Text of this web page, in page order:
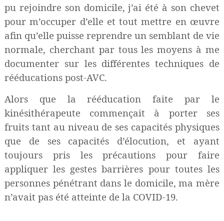
pu rejoindre son domicile, j’ai été à son chevet
pour m’occuper d’elle et tout mettre en œuvre
afin qu’elle puisse reprendre un semblant de vie
normale, cherchant par tous les moyens à me
documenter sur les différentes techniques de
rééducations post-AVC.
Alors que la rééducation faite par le
kinésithérapeute commençait à porter ses
fruits tant au niveau de ses capacités physiques
que de ses capacités d’élocution, et ayant
toujours pris les précautions pour faire
appliquer les gestes barrières pour toutes les
personnes pénétrant dans le domicile, ma mère
n’avait pas été atteinte de la COVID-19.